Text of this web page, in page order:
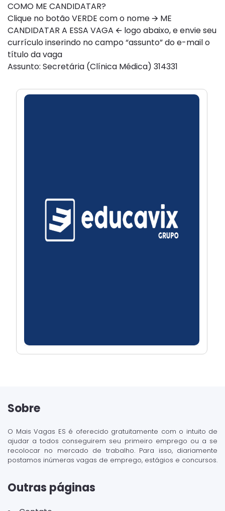
COMO ME CANDIDATAR?
Clique no botão VERDE com o nome 🡪 ME
CANDIDATAR A ESSA VAGA 🡨 logo abaixo, e envie seu
currículo inserindo no campo “assunto” do e-mail o
título da vaga
Assunto: Secretária (Clínica Médica) 314331
Sobre
O Mais Vagas ES é oferecido gratuitamente com o intuito de
ajudar a todos conseguirem seu primeiro emprego ou a se
recolocar no mercado de trabalho. Para isso, diariamente
postamos inúmeras vagas de emprego, estágios e concursos.
Outras páginas